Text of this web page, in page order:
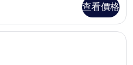
查看價格